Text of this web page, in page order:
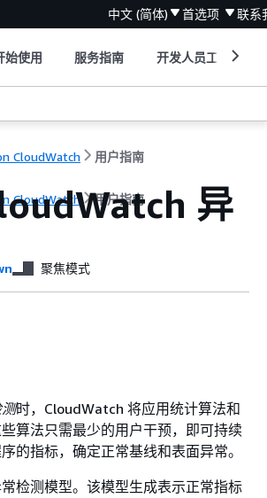
中文 (简体) 首选项 联系
始使用 服务指南 开发人员工具
CloudWatch 用户指南
CloudWatch 用户指南
异
聚焦模式
时，CloudWatch 将应用统计算法和
算法只需最少的用户干预，即可持续
的指标，确定正常基线和表面异常。
检测模型。该模型生成表示正常指标